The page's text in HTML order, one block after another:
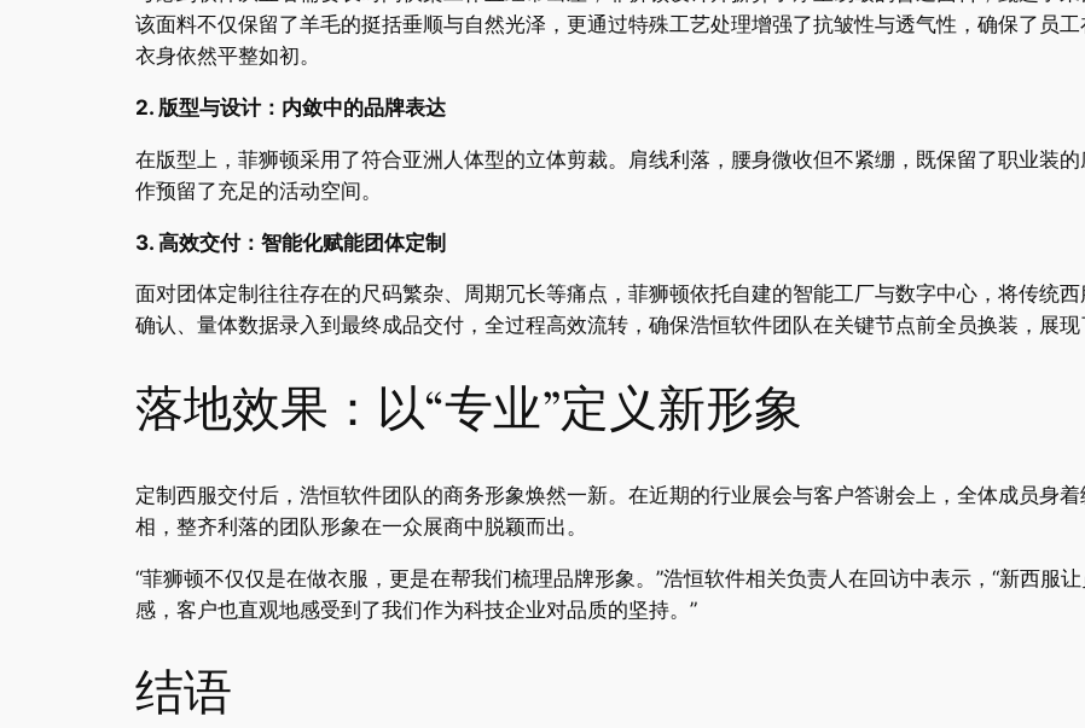
该面料不仅保留了羊毛的挺括垂顺与自然光泽，更通过特殊工艺处理增强了抗皱性与透气性，确保了员
衣身依然平整如初。
2. 版型与设计：内敛中的品牌表达
在版型上，菲狮顿采用了符合亚洲人体型的立体剪裁。肩线利落，腰身微收但不紧绷，既保留了职业装
作预留了充足的活动空间。
3. 高效交付：智能化赋能团体定制
面对团体定制往往存在的尺码繁杂、周期冗长等痛点，菲狮顿依托自建的智能工厂与数字中心，将传统
确认、量体数据录入到最终成品交付，全过程高效流转，确保浩恒软件团队在关键节点前全员换装，展现
落地效果：以“专业”定义新形象
定制西服交付后，浩恒软件团队的商务形象焕然一新。在近期的行业展会与客户答谢会上，全体成员身
相，整齐利落的团队形象在一众展商中脱颖而出。
“菲狮顿不仅仅是在做衣服，更是在帮我们梳理品牌形象。”浩恒软件相关负责人在回访中表示，“新西服
感，客户也直观地感受到了我们作为科技企业对品质的坚持。”
结语